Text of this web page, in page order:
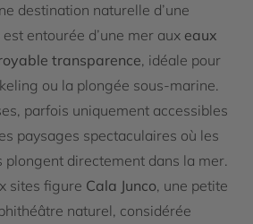
destination naturelle d’une
entourée d’une mer aux eaux
transparence, idéale pour
ou la plongée sous-marine.
parfois uniquement accessibles
paysages spectaculaires où les
plongent directement dans la mer.
sites figure Cala Junco, une petite
naturel, considérée